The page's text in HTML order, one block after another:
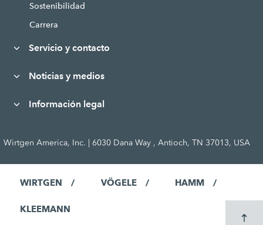
Sostenibilidad
Carrera
Servicio y contacto
Noticias y medios
Información legal
Wirtgen America, Inc. | 6030 Dana Way , Antioch, TN 37013, USA
WIRTGEN VÖGELE HAMM
KLEEMANN